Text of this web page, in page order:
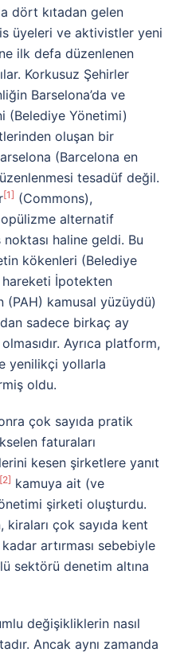
dört kıtadan gelen
üyeleri ve aktivistler yeni
ilk defa düzenlenen
Korkusuz Şehirler
Barselona’da ve
(Belediye Yönetimi)
oluşan bir
(Barcelona en
tesadüf değil.
[1] (Commons),
alternatif
haline geldi. Bu
kökenleri (Belediye
hareketi İpotekten
(PAH) kamusal yüzüydü)
sadece birkaç ay
Ayrıca platform,
yenilikçi yollarla
oldu.
çok sayıda pratik
faturaları
kesen şirketlere yanıt
[2] kamuya ait (ve
şirketi oluşturdu.
kiraları çok sayıda kent
artırması sebebiyle
sektörü denetim altına
değişikliklerin nasıl
Ancak aynı zamanda